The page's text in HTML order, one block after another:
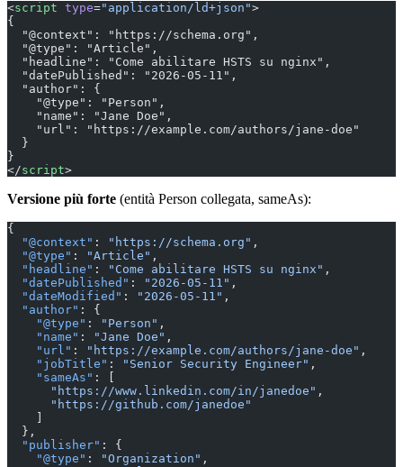
<script type="application/ld+json">
{
  "@context": "https://schema.org",
  "@type": "Article",
  "headline": "Come abilitare HSTS su nginx",
  "datePublished": "2026-05-11",
  "author": {
    "@type": "Person",
    "name": "Jane Doe",
    "url": "https://example.com/authors/jane-doe"
  }
}
</script>
Versione più forte (entità Person collegata, sameAs):
{
  "@context"
: "https://schema.org" ,
  "@type"
: "Article" ,
  "headline"
: "Come abilitare HSTS su nginx" ,
  "datePublished"
: "2026-05-11" ,
  "dateModified"
: "2026-05-11" ,
  "author"
: {
    "@type"
: "Person" ,
    "name"
: "Jane Doe" ,
    "url"
: "https://example.com/authors/jane-doe" ,
    "jobTitle"
: "Senior Security Engineer" ,
    "sameAs"
: [
      "https://www.linkedin.com/in/janedoe"
,
      "https://github.com/janedoe"
  },
  "publisher"
: {
    "@type"
: "Organization" ,